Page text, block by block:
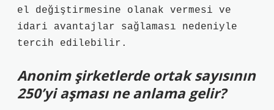
el değiştirmesine olanak vermesi ve
idari avantajlar sağlaması nedeniyle
tercih edilebilir.
Anonim şirketlerde ortak sayısının
250’yi aşması ne anlama gelir?